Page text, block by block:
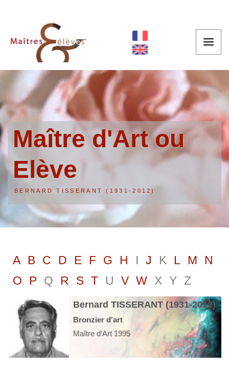
Maître d'Art ou
Elève
BERNARD TISSERANT (1931-2012)
A B C D E F G H I J K L M
N
O
P Q R S T U V W X Y Z
Bernard TISSERANT (1931-2012)
Bronzier d'art
Maître d’Art 1995